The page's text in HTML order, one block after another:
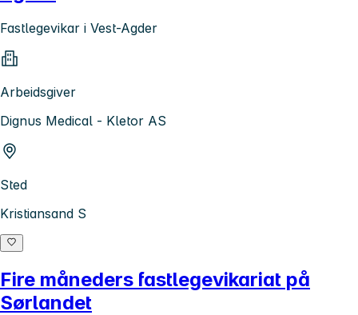
Fastlegevikar i Vest-Agder
Arbeidsgiver
Dignus Medical - Kletor AS
Sted
Kristiansand S
Fire måneders fastlegevikariat på
Sørlandet